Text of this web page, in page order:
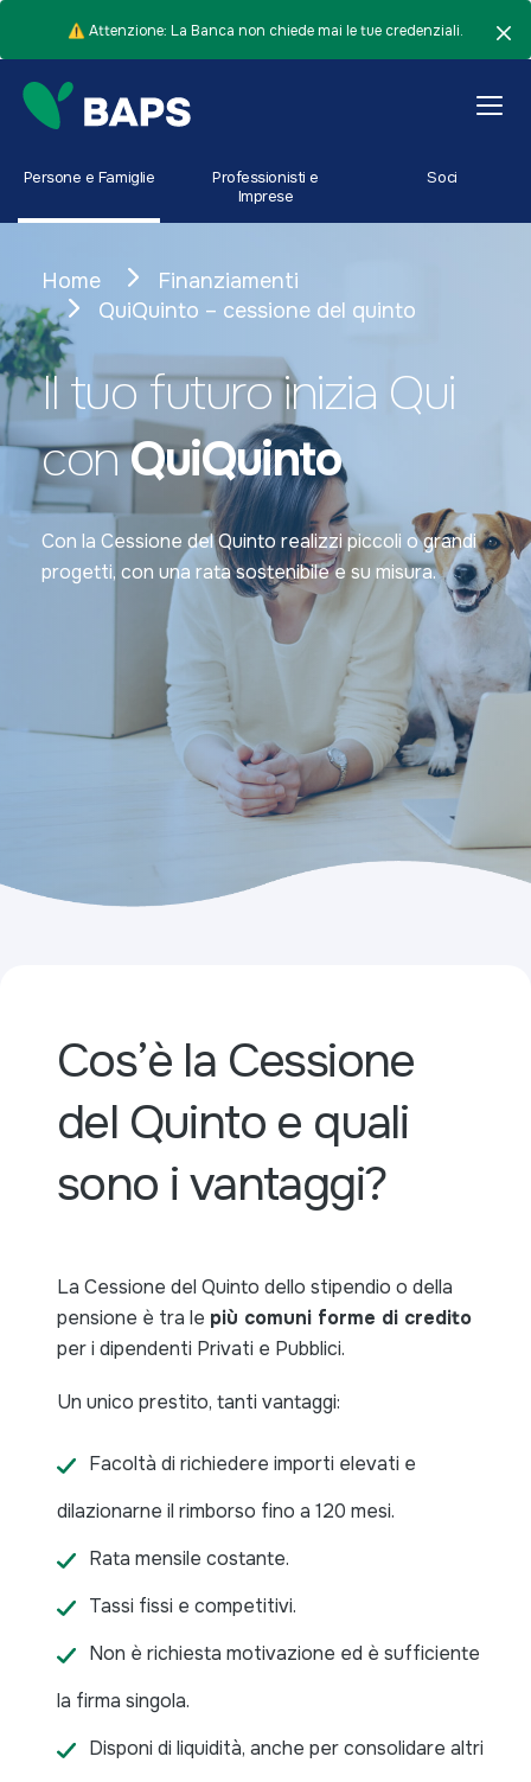
⚠️ Attenzione: La Banca non chiede mai le tue credenziali.
Persone e Famiglie
Professionisti e
Imprese
Soci
Home
Finanziamenti
QuiQuinto – cessione del quinto
Il tuo futuro inizia Qui
conQuiQuinto
Con la Cessione del Quinto realizzi piccoli o grandi
progetti, con una rata sostenibile e su misura.
Cos’è la Cessione
del Quinto e quali
sono i vantaggi?
La Cessione del Quinto dello stipendio o della
pensione è tra le più comuni forme di credito
per i dipendenti Privati e Pubblici.
Un unico prestito, tanti vantaggi:
Facoltà di richiedere importi elevati e
dilazionarne il rimborso fino a 120 mesi.
Rata mensile costante.
Tassi fissi e competitivi.
Non è richiesta motivazione ed è sufficiente
la firma singola.
Disponi di liquidità, anche per consolidare altri